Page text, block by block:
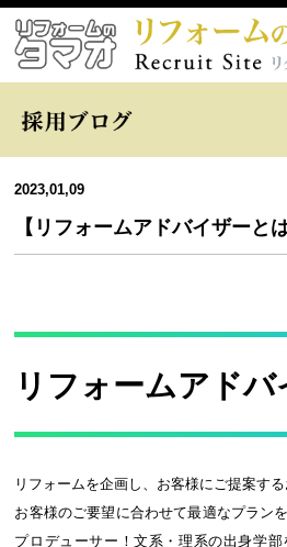
2023,01,09
【リフォームアドバイザーと
リフォームアドバ
リフォームを企画し、お客様にご提案する
お客様のご要望に合わせて最適なプラン
プロデューサー！文系・理系の出身学